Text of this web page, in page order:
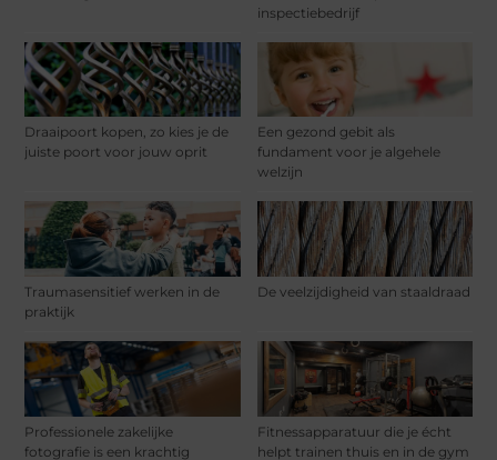
inspectiebedrijf
Draaipoort kopen, zo kies je de
juiste poort voor jouw oprit
Een gezond gebit als
fundament voor je algehele
welzijn
Traumasensitief werken in de
praktijk
De veelzijdigheid van staaldraad
Professionele zakelijke
fotografie is een krachtig
Fitnessapparatuur die je écht
helpt trainen thuis en in de gym